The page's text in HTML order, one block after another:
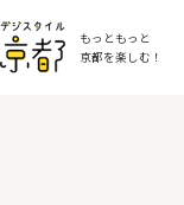
もっともっと
京都を楽しむ！